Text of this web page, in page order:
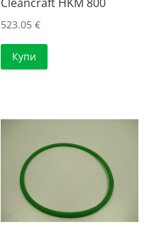
523.05€
Купи